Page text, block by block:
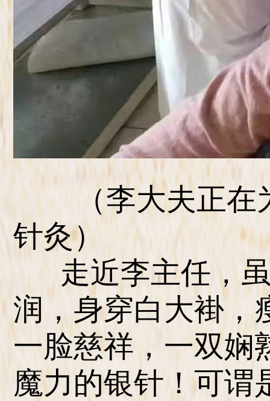
（李大夫正在
针灸）
走近李主任，虽
润，身穿白大褂，
一脸慈祥，一双娴
魔力的银针！可谓